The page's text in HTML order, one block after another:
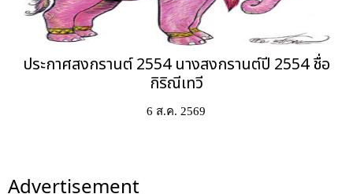
ประกาศสงกรานต์ 2554 นางสงกรานต์ปี 2554 ชื่อ
กิริณีเทวี
6 ส.ค. 2569
Advertisement